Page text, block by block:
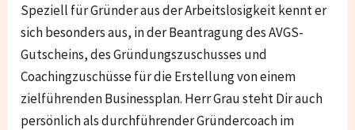
Speziell für Gründer aus der Arbeitslosigkeit kennt er
sich besonders aus, in der Beantragung des AVGS-
Gutscheins, des Gründungszuschusses und
Coachingzuschüsse für die Erstellung von einem
zielführenden Businessplan. Herr Grau steht Dir auch
persönlich als durchführender Gründercoach im